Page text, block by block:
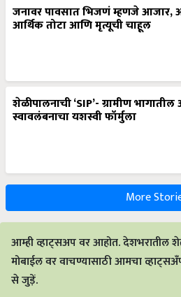
जनावर पावसात भिजणं म्हणजे आजार,
आर्थिक तोटा आणि मृत्यूची चाहूल
शेळीपालनाची ‘SIP’- ग्रामीण
स्वावलंबनाचा यशस्वी फॉर्मुला
More
आम्ही व्हाट्सअप वर आहोत. देशभरातील
मोबाईल वर वाचण्यासाठी आमचा
से जुड़ें.